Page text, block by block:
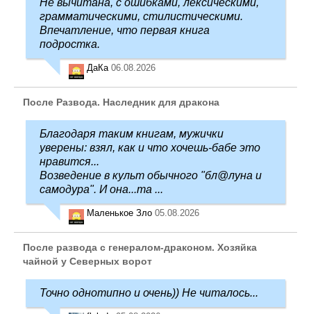
грамматическими, стилистическими.
Впечатление, что первая книга
подростка.
ДаКа 06.08.2026
После Развода. Наследник для дракона
Благодаря таким книгам, мужички
уверены: взял, как и что хочешь-бабе это
нравится...
Возведение в культ обычного "бл@луна и
самодура". И она...та ...
Маленькое Зло 05.08.2026
После развода с генералом-драконом. Хозяйка
чайной у Северных ворот
Точно однотипно и очень)) Не читалось...